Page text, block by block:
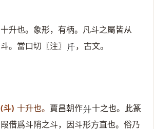
十升也。象形，有柄。凡斗之屬皆从
斗。當口切〖注〗 𣂑 ，古文。
(斗) 十升也。 賈昌朝作𦫵 十之也。此篆
叚借爲斗陗之斗，因斗形方直也。俗乃